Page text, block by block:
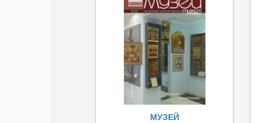
МУЗЕЙ